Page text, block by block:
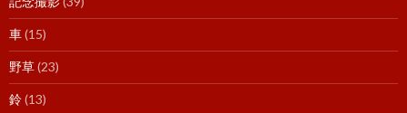
車(15)
野草(23)
鈴(13)